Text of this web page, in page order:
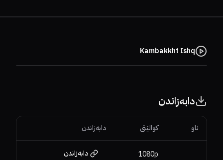
Kambakkht Ishq
دابەزاندن
ناو کوالێتی دابەزاندن
1080p دابەزاندن